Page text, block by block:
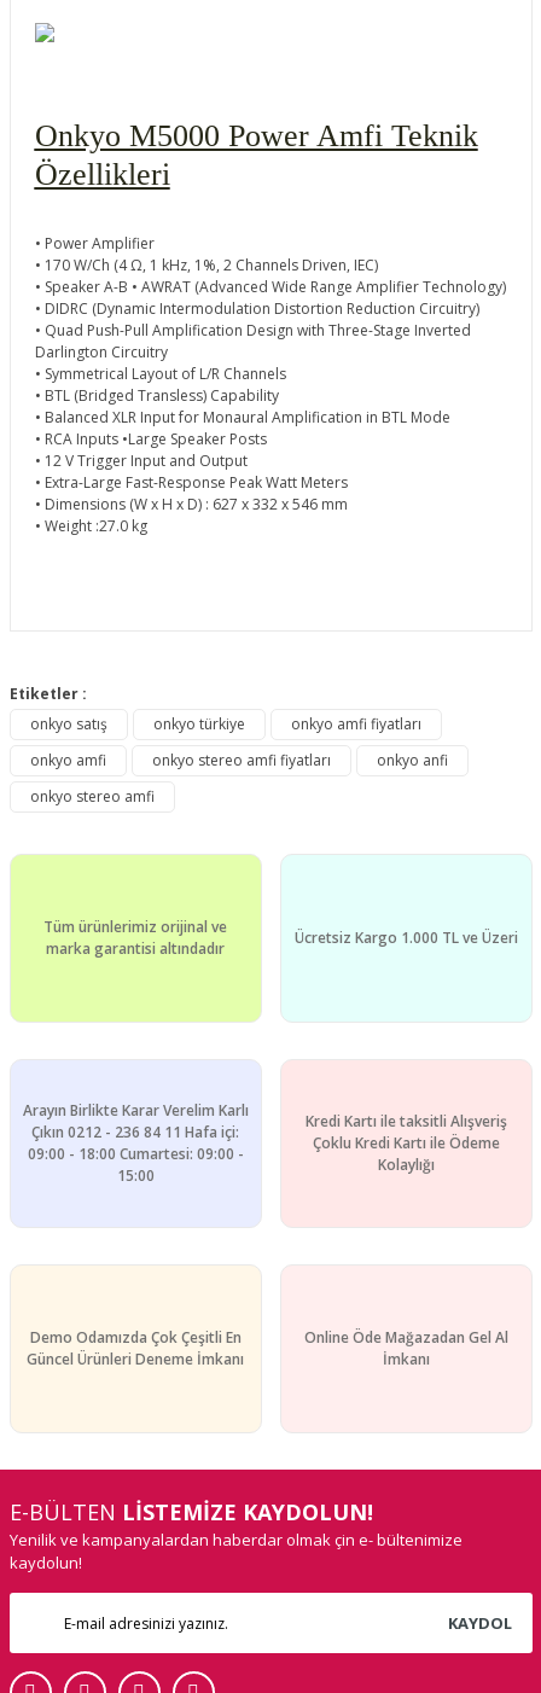
Onkyo M5000 Power Amfi Teknik
Özellikleri
• Power Amplifier
• 170 W/Ch (4 Ω, 1 kHz, 1%, 2 Channels Driven, IEC)
• Speaker A-B • AWRAT (Advanced Wide Range Amplifier Technology)
• DIDRC (Dynamic Intermodulation Distortion Reduction Circuitry)
• Quad Push-Pull Amplification Design with Three-Stage Inverted
Darlington Circuitry
• Symmetrical Layout of L/R Channels
• BTL (Bridged Transless) Capability
• Balanced XLR Input for Monaural Amplification in BTL Mode
• RCA Inputs •Large Speaker Posts
• 12 V Trigger Input and Output
• Extra-Large Fast-Response Peak Watt Meters
• Dimensions (W x H x D) : 627 x 332 x 546 mm
• Weight :27.0 kg
Yorum Yaz
konularda yetersiz gördüğünüz noktaları öneri formunu
Görüş ve önerileriniz için teşekkür ederiz.
Ürün resmi kalitesiz, bozuk veya görüntülenemiyor.
Ürün bilgilerinde hatalar bulunuyor.
Bu ürüne benzer farklı alternatifler olmalı.
Etiketler :
onkyo satış
onkyo türkiye
onkyo amfi fiyatları
onkyo amfi
onkyo stereo amfi fiyatları
onkyo anfi
onkyo stereo amfi
Tüm ürünlerimiz orijinal ve
marka garantisi altındadır
Ücretsiz Kargo 1.000 TL ve Üzeri
Arayın Birlikte Karar Verelim Karlı
Çıkın 0212 - 236 84 11 Hafa içi:
09:00 - 18:00 Cumartesi: 09:00 -
15:00
Kredi Kartı ile taksitli Alışveriş
Çoklu Kredi Kartı ile Ödeme
Kolaylığı
Demo Odamızda Çok Çeşitli En
Güncel Ürünleri Deneme İmkanı
Online Öde Mağazadan Gel Al
İmkanı
E-BÜLTEN LİSTEMİZE KAYDOLUN!
Yenilik ve kampanyalardan haberdar olmak çin e- bültenimize
kaydolun!
KAYDOL